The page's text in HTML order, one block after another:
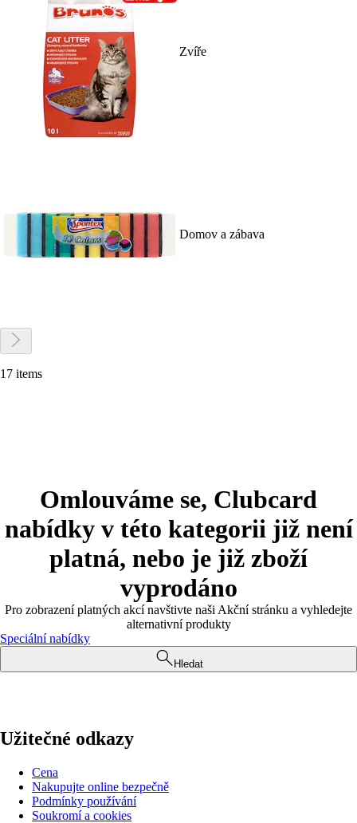
Zvíře
Domov a zábava
17 items
Omlouváme se, Clubcard
nabídky v této kategorii již není
platná, nebo je již zboží
vyprodáno
Pro zobrazení platných akcí navštivte naši Akční stránku a vyhledejte
alternativní produkty
Speciální nabídky
Hledat
Užitečné odkazy
Cena
Nakupujte online bezpečně
Podmínky používání
Soukromí a cookies